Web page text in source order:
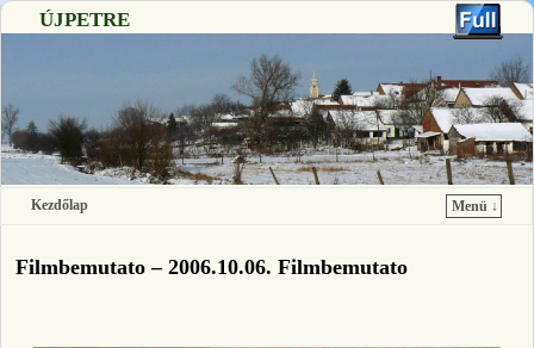
ÚJPETRE
Kezdőlap
Menü ↓
Filmbemutato – 2006.10.06. Filmbemutato